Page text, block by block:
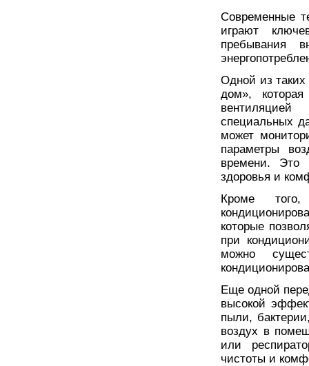
Современные
играют
пребывания
Одной из
дом», которая
специальных
может
параметры
времени. Это
здоровья и
Кроме
которые
при
можно
Еще одной
высокой
пыли,
воздух в
или
чистоты и